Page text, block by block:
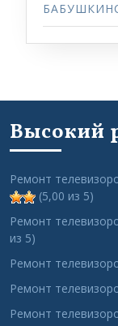
Высокий
Ремонт
(5,00 из 5)
Ремонт
из 5)
Ремонт
Ремонт
Ремонт